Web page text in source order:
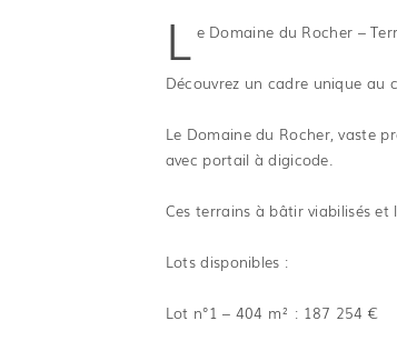
L e Domaine du Rocher –
Découvrez un cadre unique au
Le Domaine du Rocher, vaste
avec portail à digicode.
Ces terrains à bâtir viabilisés
Lots disponibles :
Lot n°1 – 404 m² : 187 254 €